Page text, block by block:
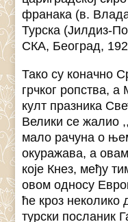
франака (в.
Турска (Јилдиз-
СКА, Београд,
Тако су коначно
грчког ропства,
култ празника
Велики се жалио
мало рачуна о
окуражава, а
које Кнез, међу
овом односу
ће кроз неколико
турски посланик